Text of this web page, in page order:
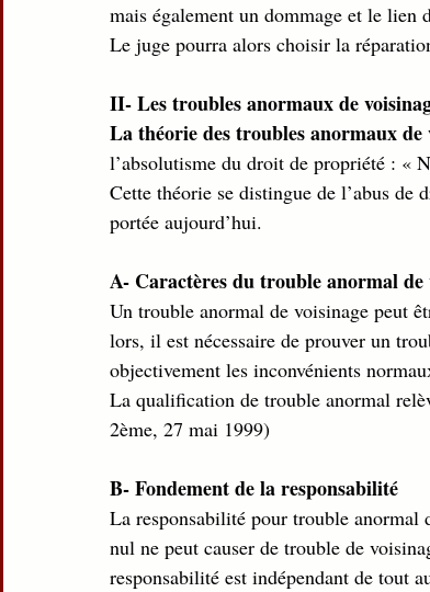
mais également un dommage et le lien
Le juge pourra alors choisir la
II- Les troubles anormaux de
La théorie des troubles anormaux de
l’absolutisme du droit de propriété : «
Cette théorie se distingue de l’abus de
portée aujourd’hui.
A- Caractères du trouble anormal de
Un trouble anormal de voisinage peut
lors, il est nécessaire de prouver un
objectivement les inconvénients
La qualification de trouble anormal
2ème, 27 mai 1999)
B- Fondement de la responsabilité
La responsabilité pour trouble anormal
nul ne peut causer de trouble de
responsabilité est indépendant de tout